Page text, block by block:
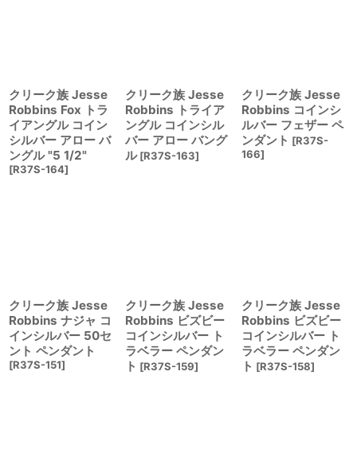
クリーク族 Jesse
Robbins Fox トラ
イアングル コイン
シルバー アロー バ
ングル "5 1/2"
[R37S-164]
クリーク族 Jesse
Robbins トライア
ングル コインシル
バー アロー バング
ル [R37S-163]
クリーク族 Jesse
Robbins コインシ
ルバー フェザー ペ
ンダント [R37S-
166]
クリーク族 Jesse
Robbins ナジャ コ
インシルバー 50セ
ント ペンダント
[R37S-151]
クリーク族 Jesse
Robbins ビズビー
コインシルバー ト
ラベラー ペンダン
ト [R37S-159]
クリーク族 Jesse
Robbins ビズビー
コインシルバー ト
ラベラー ペンダン
ト [R37S-158]